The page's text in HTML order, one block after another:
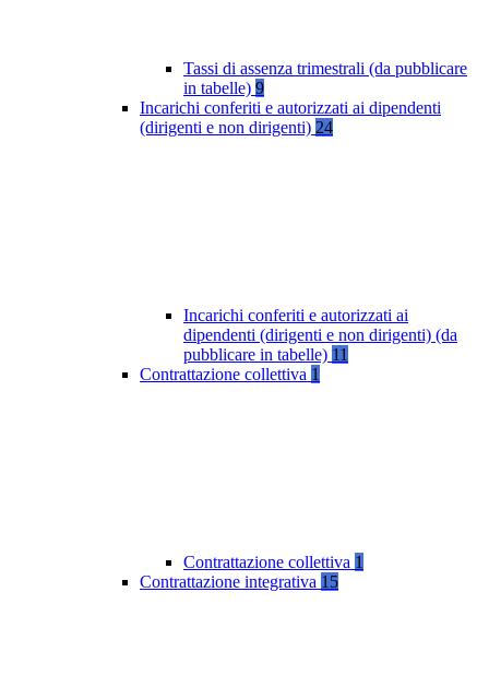
Tassi di assenza trimestrali (da pubblicare
in tabelle) 9
Incarichi conferiti e autorizzati ai dipendenti
(dirigenti e non dirigenti) 24
Incarichi conferiti e autorizzati ai
dipendenti (dirigenti e non dirigenti) (da
pubblicare in tabelle) 11
Contrattazione collettiva 1
Contrattazione collettiva 1
Contrattazione integrativa 15